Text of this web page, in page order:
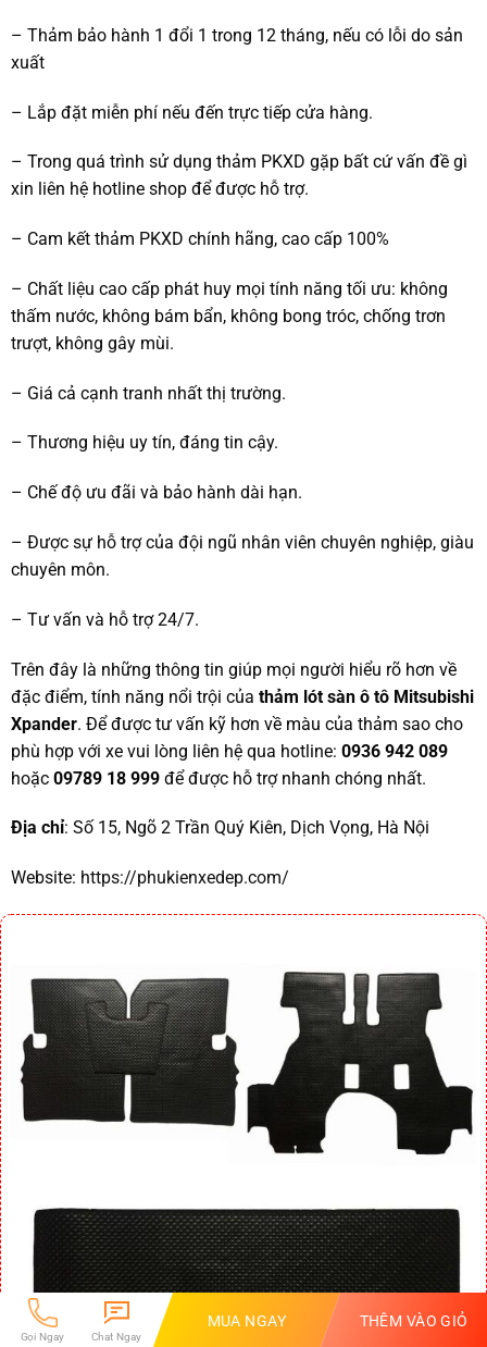
– Thảm bảo hành 1 đổi 1 trong 12 tháng, nếu có lỗi do sản
xuất
– Lắp đặt miễn phí nếu đến trực tiếp cửa hàng.
– Trong quá trình sử dụng thảm PKXD gặp bất cứ vấn đề gì
xin liên hệ hotline shop để được hỗ trợ.
– Cam kết thảm PKXD chính hãng, cao cấp 100%
– Chất liệu cao cấp phát huy mọi tính năng tối ưu: không
thấm nước, không bám bẩn, không bong tróc, chống trơn
trượt, không gây mùi.
– Giá cả cạnh tranh nhất thị trường.
– Thương hiệu uy tín, đáng tin cậy.
– Chế độ ưu đãi và bảo hành dài hạn.
– Được sự hỗ trợ của đội ngũ nhân viên chuyên nghiệp, giàu
chuyên môn.
– Tư vấn và hỗ trợ 24/7.
Trên đây là những thông tin giúp mọi người hiểu rõ hơn về
đặc điểm, tính năng nổi trội của thảm lót sàn ô tô Mitsubishi
Xpander. Để được tư vấn kỹ hơn về màu của thảm sao cho
phù hợp với xe vui lòng liên hệ qua hotline: 0936 942 089
hoặc 09789 18 999để được hỗ trợ nhanh chóng nhất.
Địa chỉ: Số 15, Ngõ 2 Trần Quý Kiên, Dịch Vọng, Hà Nội
Website: https://phukienxedep.com/
Gọi Ngay Chat Ngay
MUA NGAY THÊM VÀO GIỎ